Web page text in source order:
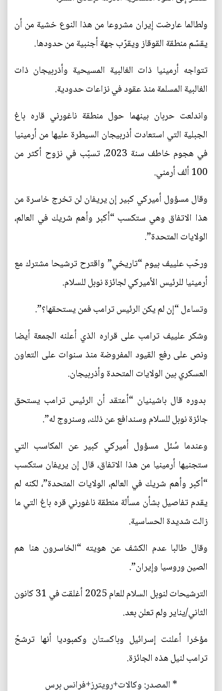
ولطالما عارضت إيران مشروعا من هذا النوع خشية من أن
يقسّم منطقة القوقاز ويقرّب جهة أجنبية من حدودها.
تتواجه أرمينيا ذات الغالبية المسيحية وأذربيجان ذات
الغالبية المسلمة منذ عقود في نزاعات حدودية.
واندلعت حربان بينهما حول منطقة ناغورني قاره باغ
الجبلية التي استعادت أذربيجان السيطرة عليها من أرمينيا
في هجوم خاطف سنة 2023، تسبّب في نزوح أكثر من
100 ألف أرمني.
وقال مسؤول أميركي كبير إن يريفان لن تخرج خاسرة من
هذا الاتفاق وهي ستكسب “أكبر وأهم شريك في العالم،
الولايات المتحدة”.
ورحّب علييف بيوم “تاريخي” واقترح ترشيحا مشترك مع
أرمينيا للرئيس الأميركي لجائزة نوبل للسلام.
وتساءل “إن لم يكن الرئيس ترامب فمن يستحقها؟”.
وشكر علييف ترامب على قراره الذي أعلنه الجمعة أيضا
ونص على رفع القيود المفروضة منذ سنوات على التعاون
العسكري بين الولايات المتحدة وأذربيجان.
بدوره قال باشينيان “أعتقد أن الرئيس ترامب يستحق
جائزة نوبل للسلام وسندافع عن ذلك، وسنروج له”.
وعندما سُئل مسؤول أميركي كبير عن المكاسب التي
ستجنيها أرمينيا من هذا الاتفاق، قال إن يريفان ستكسب
“أكبر وأهم شريك في العالم، الولايات المتحدة”، لكنه لم
يقدم تفاصيل بشأن مسألة منطقة ناغورني قره باغ التي ما
زالت شديدة الحساسية.
وقال طالبا عدم الكشف عن هويته “الخاسرون هنا هم
الصين وروسيا وإيران”.
الترشيحات لنوبل السلام للعام 2025 أغلقت في 31 كانون
الثاني/يناير ولم تعلن بعد.
مؤخرا أعلنت إسرائيل وباكستان وكمبوديا أنها ترشحّ
ترامب لنيل هذه الجائزة.
* المصدر: وكالات+رويترز+فرانس برس